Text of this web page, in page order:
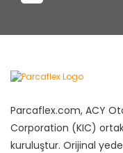
Parcaflex.com, ACY
Corporation (KIC)
kuruluştur. Orijinal